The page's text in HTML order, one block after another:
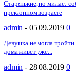
Старенькие, но милые:
преклонном возрасте
admin - 05.09.2019 0
Девушка не могла
дома живет уже...
admin - 28.08.2019 0